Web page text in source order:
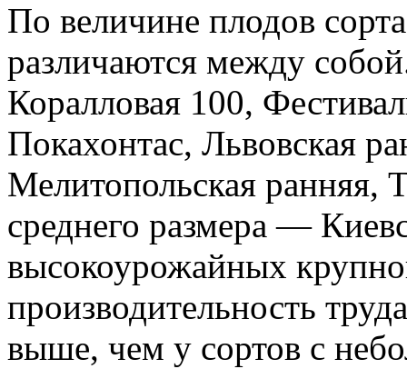
По величине плодов
различаются между
Коралловая 100,
Покахонтас, Львовская
Мелитопольская ранняя,
среднего размера —
высокоурожайных
производительность
выше, чем у сортов с